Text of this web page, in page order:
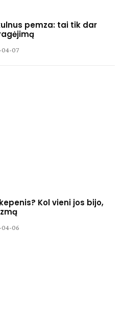
pemza: tai tik dar
04-07
Kol vieni jos bijo,
04-06